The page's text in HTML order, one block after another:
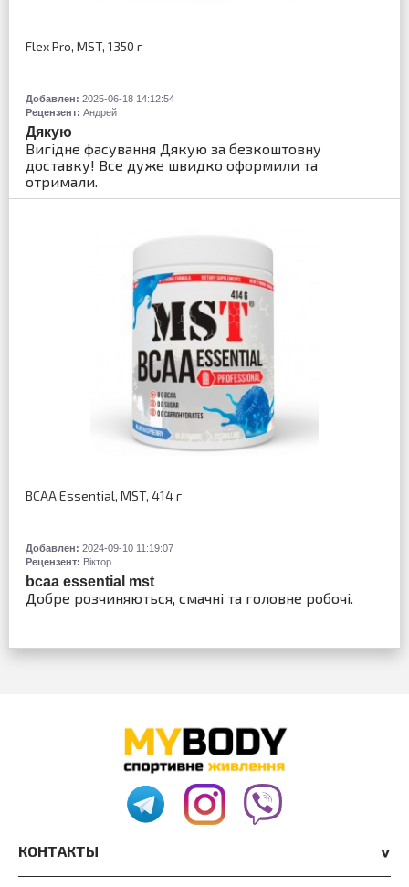
Flex Pro, MST, 1350 г
Добавлен: 2025-06-18 14:12:54
Рецензент: Андрей
Дякую
Вигідне фасування Дякую за безкоштовну
доставку! Все дуже швидко оформили та
отримали.
BCAA Essential, MST, 414 г
Добавлен: 2024-09-10 11:19:07
Рецензент: Віктор
bcaa essential mst
Добре розчиняються, смачні та головне робочі.
КОНТАКТЫ